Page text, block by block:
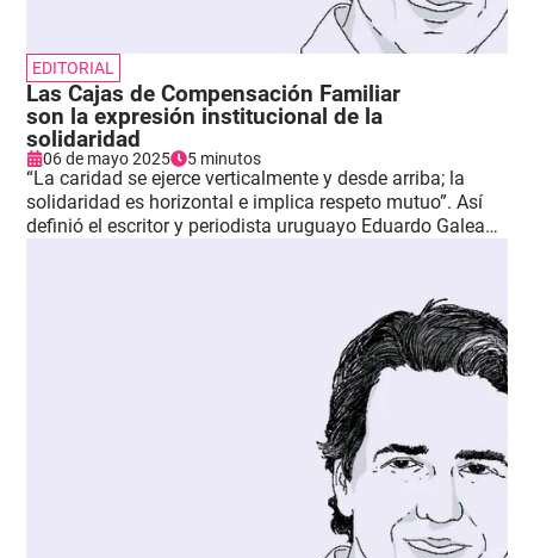
EDITORIAL
Las Cajas de Compensación Familiar
son la expresión institucional de la
solidaridad
06 de mayo 2025 5 minutos
“La caridad se ejerce verticalmente y desde arriba; la
solidaridad es horizontal e implica respeto mutuo”. Así
definió el escritor y periodista uruguayo Eduardo Galeano